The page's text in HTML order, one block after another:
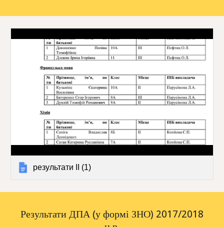
результати ІІ (1)
Результати ДПА (у формі ЗНО) 2017/2018